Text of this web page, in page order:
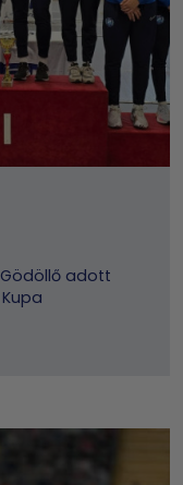
adott